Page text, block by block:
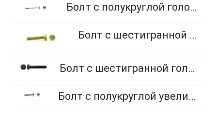
Болт с полукруглой головкой и квадратным подголовником
Болт с шестигранной головкой, из латуни
Болт с шестигранной головкой, неполная резьба, класс прочности 10.9 и 12.9
Болт с полукруглой увеличенной головкой и усом класса точности C (мебельный)